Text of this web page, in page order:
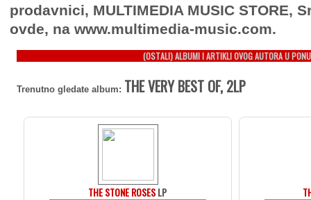
prodavnici, MULTIMEDIA MUSIC STORE,
ovde, na www.multimedia-music.com.
(OSTALI) ALBUMI I ARTIKLI OVOG AUTORA U
Trenutno gledate album: THE VERY BEST OF, 2LP
THE STONE ROSESLP